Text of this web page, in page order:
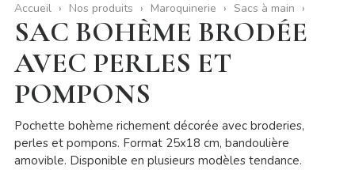
Accueil Nos produits Maroquinerie Sacs à main
SAC BOHÈME BRODÉE
AVEC PERLES ET
POMPONS
Pochette bohème richement décorée avec broderies,
perles et pompons. Format 25x18 cm, bandoulière
amovible. Disponible en plusieurs modèles tendance.